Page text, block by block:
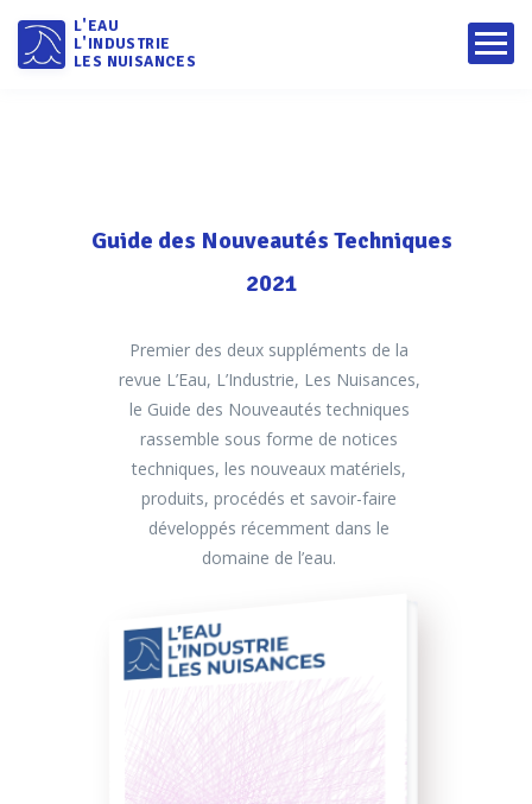
L'EAU
L'INDUSTRIE
LES NUISANCES
Guide des Nouveautés Techniques
2021
Premier des deux suppléments de la
revue L’Eau, L’Industrie, Les Nuisances,
le Guide des Nouveautés techniques
rassemble sous forme de notices
techniques, les nouveaux matériels,
produits, procédés et savoir-faire
développés récemment dans le
domaine de l’eau.